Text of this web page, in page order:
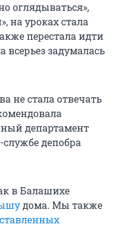
оглядываться»,
на уроках стала
перестала идти
задумалась
не стала отвечать
департамент
депобра
в Балашихе
дома. Мы также